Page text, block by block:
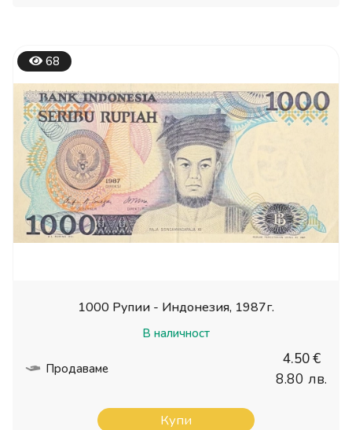
68
1000 Рупии - Индонезия, 1987г.
В наличност
Продаваме
4.50 €
8.80 лв.
Купи